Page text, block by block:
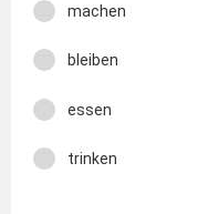
machen
bleiben
essen
trinken